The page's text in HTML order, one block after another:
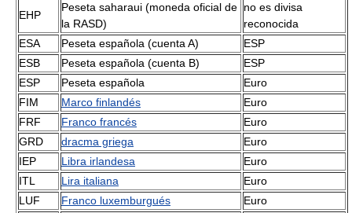
EHP
Peseta saharaui (moneda oficial de
la RASD)
no es divisa
reconocida
ESA
Peseta española (cuenta A)
ESP
ESB
Peseta española (cuenta B)
ESP
ESP
Peseta española
Euro
FIM
Marco finlandés
Euro
FRF
Franco francés
Euro
GRD
dracma griega
Euro
IEP
Libra irlandesa
Euro
ITL
Lira italiana
Euro
LUF
Franco luxemburgués
Euro